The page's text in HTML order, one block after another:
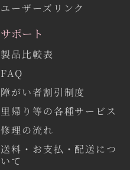
ユーザーズリンク
サポート
製品比較表
FAQ
障がい者割引制度
里帰り等の各種サービス
修理の流れ
送料・お支払・配送につ
いて